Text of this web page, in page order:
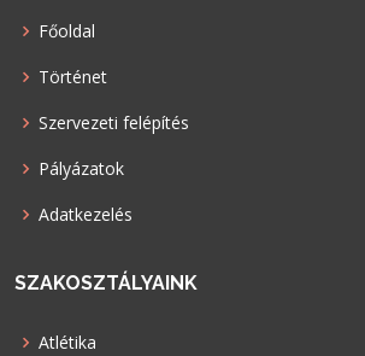
Főoldal
Történet
Szervezeti felépítés
Pályázatok
Adatkezelés
SZAKOSZTÁLYAINK
Atlétika